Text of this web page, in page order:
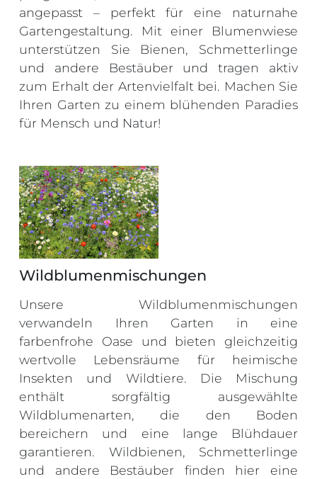
angepasst – perfekt für eine naturnahe
Gartengestaltung. Mit einer Blumenwiese
unterstützen Sie Bienen, Schmetterlinge
und andere Bestäuber und tragen aktiv
zum Erhalt der Artenvielfalt bei. Machen Sie
Ihren Garten zu einem blühenden Paradies
für Mensch und Natur!
Wildblumenmischungen
Unsere Wildblumenmischungen
verwandeln Ihren Garten in eine
farbenfrohe Oase und bieten gleichzeitig
wertvolle Lebensräume für heimische
Insekten und Wildtiere. Die Mischung
enthält sorgfältig ausgewählte
Wildblumenarten, die den Boden
bereichern und eine lange Blühdauer
garantieren. Wildbienen, Schmetterlinge
und andere Bestäuber finden hier eine